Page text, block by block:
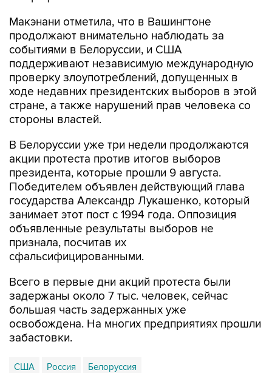
Макэнани отметила, что в Вашингтоне
продолжают внимательно наблюдать за
событиями в Белоруссии, и США
поддерживают независимую международную
проверку злоупотреблений, допущенных в
ходе недавних президентских выборов в этой
стране, а также нарушений прав человека со
стороны властей.
В Белоруссии уже три недели продолжаются
акции протеста против итогов выборов
президента, которые прошли 9 августа.
Победителем объявлен действующий глава
государства Александр Лукашенко, который
занимает этот пост с 1994 года. Оппозиция
объявленные результаты выборов не
признала, посчитав их
сфальсифицированными.
Всего в первые дни акций протеста были
задержаны около 7 тыс. человек, сейчас
большая часть задержанных уже
освобождена. На многих предприятиях прошли
забастовки.
США Россия Белоруссия